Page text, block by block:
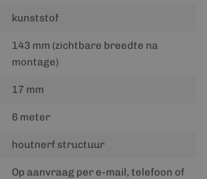
kunststof
143 mm (zichtbare breedte na
montage)
17 mm
6 meter
houtnerf structuur
Op aanvraag per e-mail, telefoon of